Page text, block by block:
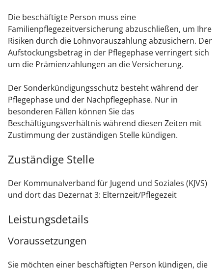
Die beschäftigte Person muss eine
Familienpflegezeitversicherung abzuschließen, um Ihre
Risiken durch die Lohnvorauszahlung abzusichern. Der
Aufstockungsbetrag in der Pflegephase verringert sich
um die Prämienzahlungen an die Versicherung.
Der Sonderkündigungsschutz besteht während der
Pflegephase und der Nachpflegephase. Nur in
besonderen Fällen können Sie das
Beschäftigungsverhältnis während diesen Zeiten mit
Zustimmung der zuständigen Stelle kündigen.
Zuständige Stelle
Der Kommunalverband für Jugend und Soziales (KJVS)
und dort das Dezernat 3: Elternzeit/Pflegezeit
Leistungsdetails
Voraussetzungen
Sie möchten einer beschäftigten Person kündigen, die